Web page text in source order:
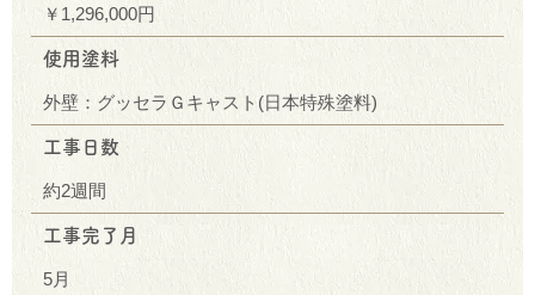
￥1,296,000円
使用塗料
外壁：グッセラＧキャスト(日本特殊塗料)
工事日数
約2週間
工事完了月
5月